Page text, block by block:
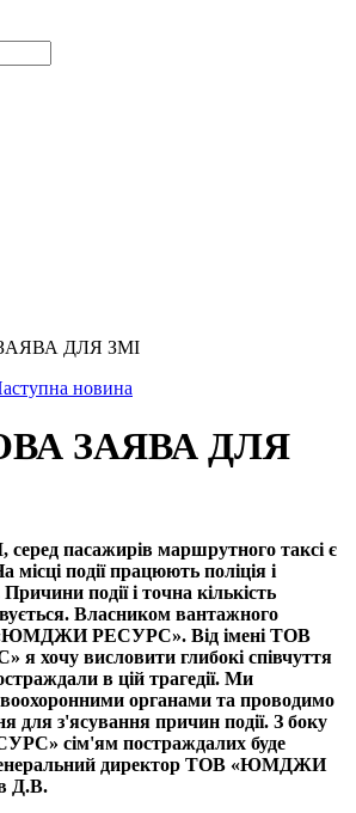
ДЛЯ ЗМІ
новина
ЗАЯВА ДЛЯ
серед пасажирів маршрутного таксі є
місці події працюють поліція і
події і точна кількість
Власником вантажного
«ЮМДЖИ РЕСУРС». Від імені ТОВ
висловити глибокі співчуття
в цій трагедії. Ми
органами та проводимо
для з'ясування причин події. З боку
сім'ям постраждалих буде
директор ТОВ «ЮМДЖИ
Д.В.